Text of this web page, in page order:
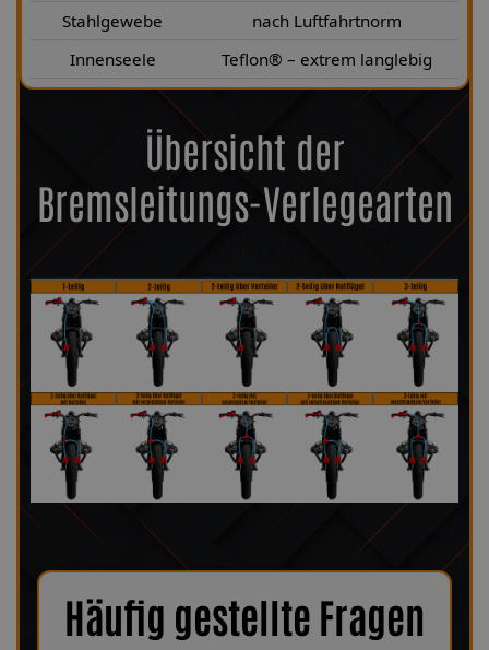
Stahlgewebe
nach Luftfahrtnorm
Innenseele
Teflon® – extrem langlebig
Übersicht der
Bremsleitungs-Verlegearten
Häufig gestellte Fragen